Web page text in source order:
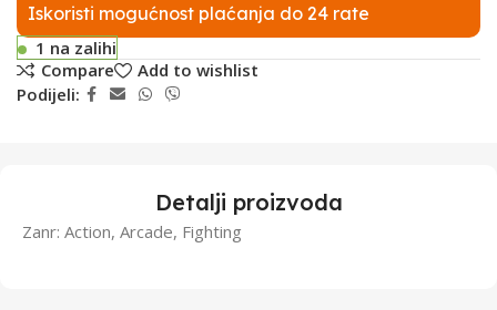
Iskoristi mogućnost plaćanja do 24 rate
1 na zalihi
Compare
Add to wishlist
Podijeli:
Detalji proizvoda
Zanr: Action, Arcade, Fighting